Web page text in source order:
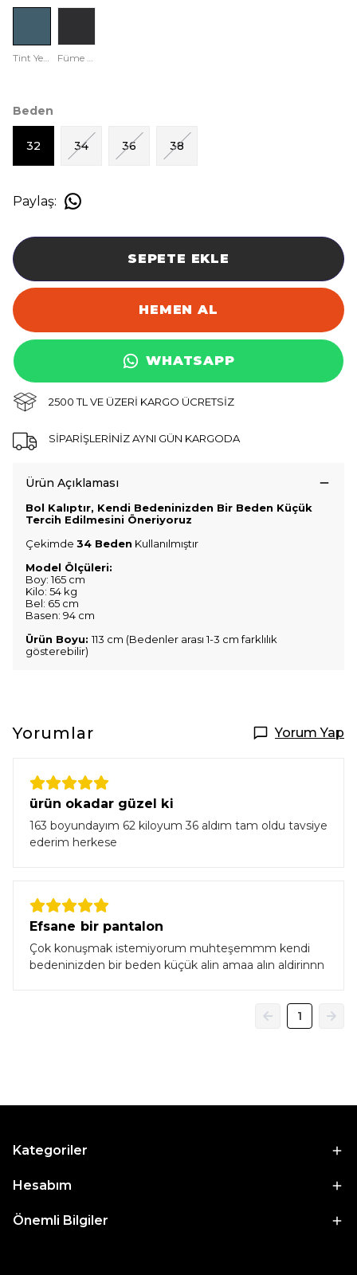
Tint Yeşili Füme Yıkamalı
Beden
32 34 36 38
Paylaş:
SEPETE EKLE
HEMEN AL
WHATSAPP
2500 TL VE ÜZERİ KARGO ÜCRETSİZ
SİPARİŞLERİNİZ AYNI GÜN KARGODA
Ürün Açıklaması
Bol Kalıptır, Kendi Bedeninizden Bir Beden Küçük
Tercih Edilmesini Öneriyoruz
Çekimde 34 Beden Kullanılmıştır
Model Ölçüleri:
Boy: 165 cm
Kilo: 54 kg
Bel: 65 cm
Basen: 94 cm
Ürün Boyu:113 cm (Bedenler arası 1-3 cm farklılık
gösterebilir)
Yorumlar Yorum Yap
ürün okadar güzel ki
163 boyundayım 62 kiloyum 36 aldım tam oldu tavsiye
ederim herkese
Efsane bir pantalon
Çok konuşmak istemiyorum muhteşemmm kendi
bedeninizden bir beden küçük alin amaa alın aldirinnn
1
Kategoriler
Hesabım
Önemli Bilgiler